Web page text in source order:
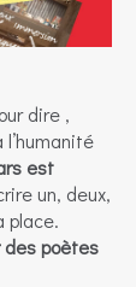
dire ,
est
un, deux,
place.
poètes